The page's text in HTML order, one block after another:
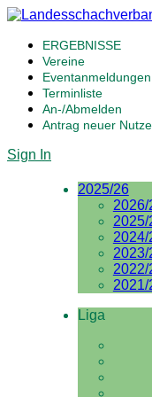
ERGEBNISSE
Vereine
Eventanmeldungen
Terminliste
An-/Abmelden
Antrag neuer
Sign In
2025/26
2026/
2025/
2024/
2023/
2022/
2021/
Liga